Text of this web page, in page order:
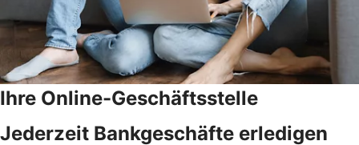
Ihre Online-Geschäftsstelle
Jederzeit Bankgeschäfte erledigen